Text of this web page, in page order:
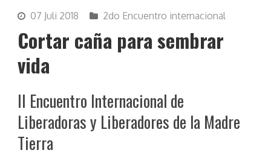
07 Juli 2018 2do Encuentro internacional
Cortar caña para sembrar
vida
II Encuentro Internacional de
Liberadoras y Liberadores de la Madre
Tierra